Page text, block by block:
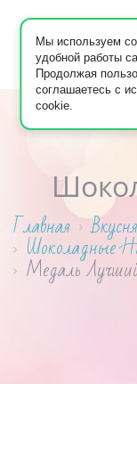
Главная
Шоколадные
Медаль
Мы используем
удобной работы
Продолжая
соглашаетесь с
cookie.